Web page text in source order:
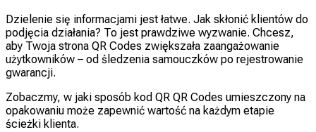
Dzielenie się informacjami jest łatwe. Jak skłonić klientów do
podjęcia działania? To jest prawdziwe wyzwanie. Chcesz,
aby Twoja strona QR Codes zwiększała zaangażowanie
użytkowników – od śledzenia samouczków po rejestrowanie
gwarancji.
Zobaczmy, w jaki sposób kod QR QR Codes umieszczony na
opakowaniu może zapewnić wartość na każdym etapie
ścieżki klienta.